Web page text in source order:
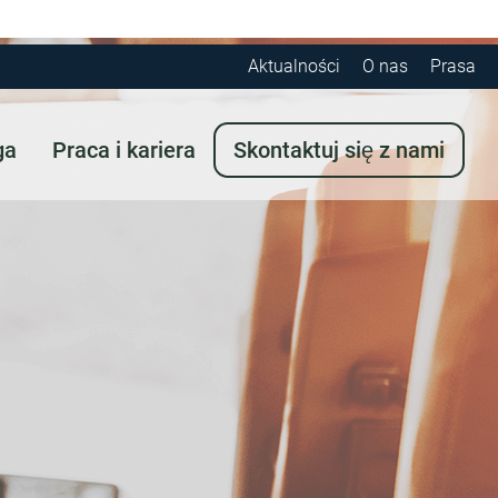
Aktualności O nas Prasa
Praca i kariera Skontaktuj się z nami